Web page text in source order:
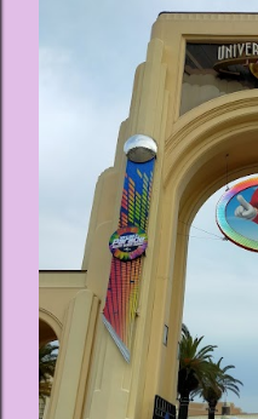
介します。 🔑 1. コンセプ
のホテル」 デジタルメディ
イティブプロダクション「
刺激する美しいデジタルア
テーマブースで構成されて
ト ：ピンクを基調とした華
ムキーを受け取り、まるで
感を味わいながら進んでい
たポムポムプリンが出迎え
ス ：きらめく光に満ちたガ
（舞踏会）、さらには本物
ーチ（ポチャッコの隣に座
いなしの空間が広がります
（テーマルーム）」 イベン